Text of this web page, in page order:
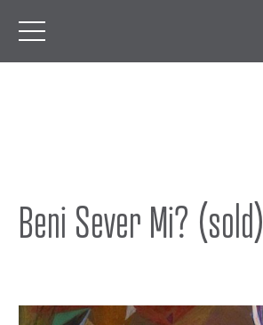
Beni Sever Mi? (sold)